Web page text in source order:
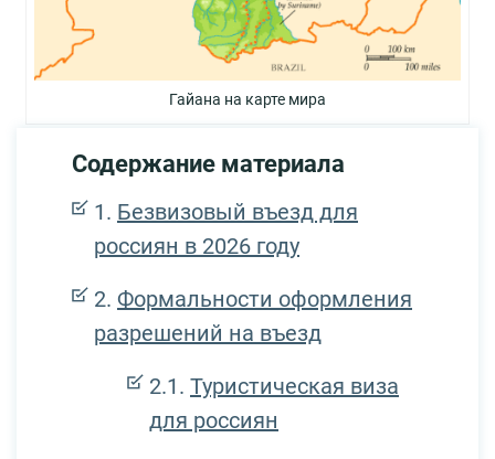
Гайана на карте мира
Содержание материала
Безвизовый въезд для
россиян в 2026 году
Формальности оформления
разрешений на въезд
Туристическая виза
для россиян